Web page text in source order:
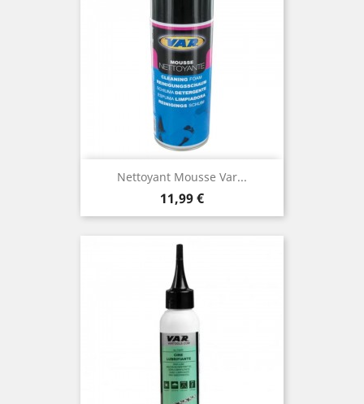
Nettoyant Mousse Var...
Prix
11,99 €